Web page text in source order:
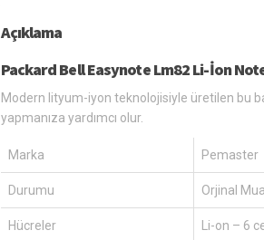
Açıklama
Packard Bell Easynote Lm82 Li-İon
Modern lityum-iyon teknolojisiyle üretilen bu
yapmanıza yardımcı olur.
Marka Pemaster
Durumu Orjinal
Hücreler Li-on – 6